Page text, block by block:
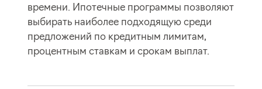
времени. Ипотечные программы позволяют
выбирать наиболее подходящую среди
предложений по кредитным лимитам,
процентным ставкам и срокам выплат.